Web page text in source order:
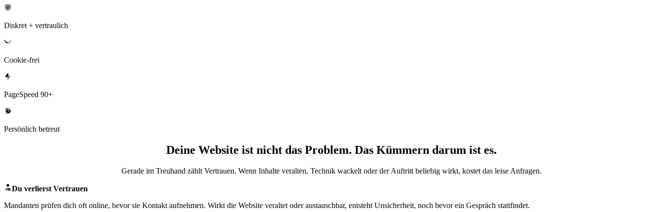
Diskret + vertraulich
Cookie-frei
PageSpeed 90+
Persönlich betreut
Deine Website ist nicht das Problem. Das Kümmern darum ist es.
Gerade im Treuhand zählt Vertrauen. Wenn Inhalte veralten, Technik wackelt oder der Auftritt beliebig wirkt, kostet das leise Anfragen.
Du verlierst Vertrauen
Mandanten prüfen dich oft online, bevor sie Kontakt aufnehmen. Wirkt die Website veraltet oder austauschbar, entsteht Unsicherheit, noch bevor ein Gespräch stattfindet.